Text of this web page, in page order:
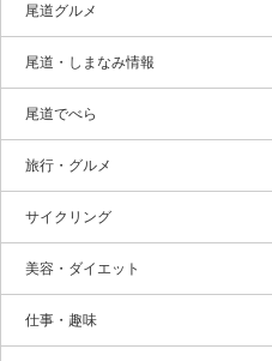
尾道グルメ
尾道・しまなみ情報
尾道でべら
旅行・グルメ
サイクリング
美容・ダイエット
仕事・趣味